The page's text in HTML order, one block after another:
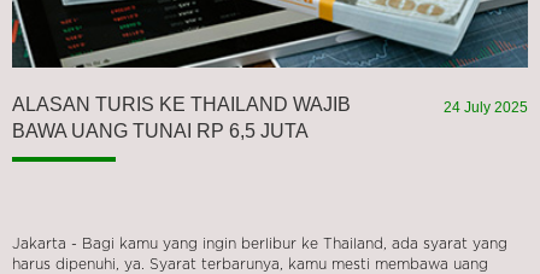
24 July 2025
ALASAN TURIS KE THAILAND WAJIB
BAWA UANG TUNAI RP 6,5 JUTA
Jakarta - Bagi kamu yang ingin berlibur ke Thailand, ada syarat yang
harus dipenuhi, ya. Syarat terbarunya, kamu mesti membawa uang